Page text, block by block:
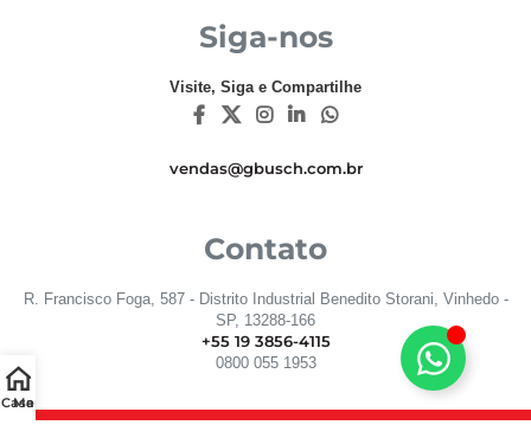
Siga-nos
Visite, Siga e Compartilhe
vendas@gbusch.com.br
Contato
R. Francisco Foga, 587 - Distrito Industrial Benedito Storani, Vinhedo -
SP, 13288-166
+55 19 3856-4115
0800 055 1953
Casa
Menu